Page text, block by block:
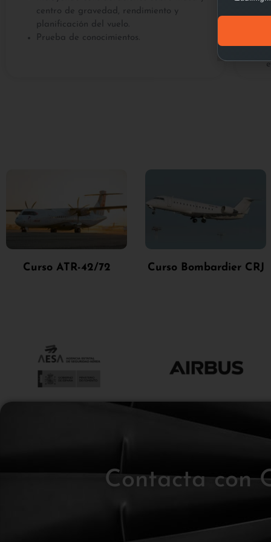
centro de gravedad, rendimiento y
planificación del vuelo.
Prueba de conocimientos.
Curso ATR-42/72 Curso Bombardier CRJ
Contacta con